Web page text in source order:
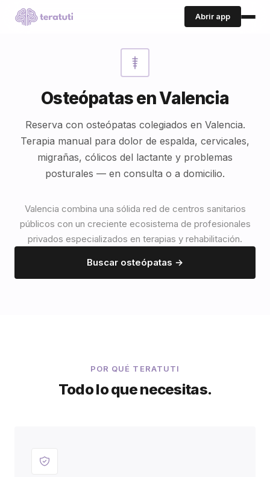
Abrir app
Osteópatas en Valencia
Reserva con osteópatas colegiados en Valencia.
Terapia manual para dolor de espalda, cervicales,
migrañas, cólicos del lactante y problemas
posturales — en consulta o a domicilio.
Valencia combina una sólida red de centros sanitarios
públicos con un creciente ecosistema de profesionales
privados especializados en terapias y rehabilitación.
Buscar osteópatas →
POR QUÉ TERATUTI
Todo lo que necesitas.